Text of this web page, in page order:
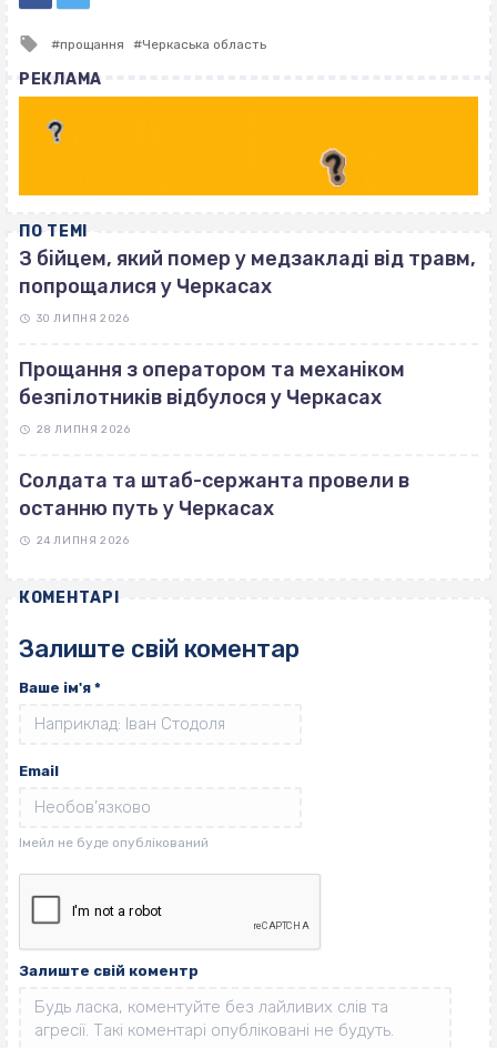
Tagged
прощання Черкаська область
РЕКЛАМА
ПО ТЕМІ
З бійцем, який помер у медзакладі від травм,
попрощалися у Черкасах
30 ЛИПНЯ 2026
Прощання з оператором та механіком
безпілотників відбулося у Черкасах
28 ЛИПНЯ 2026
Солдата та штаб-сержанта провели в
останню путь у Черкасах
24 ЛИПНЯ 2026
КОМЕНТАРІ
Залиште свій коментар
Ваше ім'я *
Email
Залиште свій коментр